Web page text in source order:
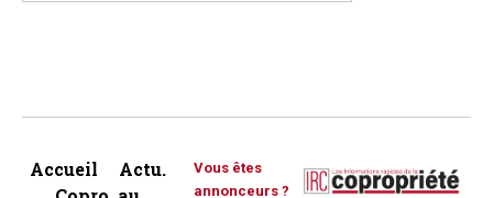
Accueil
Actu.
Vous êtes
annonceurs ?